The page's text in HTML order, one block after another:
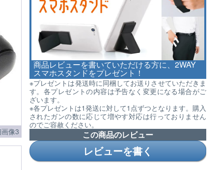
商品レビューを書いていただける方に、2WAY
スマホスタンドをプレゼント！
※プレゼントは発送時に同梱してお送りさせていただきま
す。各プレゼントの内容は予告なく変更になる場合がご
ざいます。
※各プレゼントは1発送に対して1点ずつとなります。購入
されたガンの数に応じて増やす対応は行っておりません
のでご容赦ください。
この商品のレビュー
レビューを書く
像3